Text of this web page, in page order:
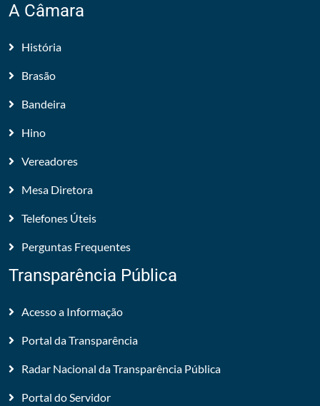
A Câmara
História
Brasão
Bandeira
Hino
Vereadores
Mesa Diretora
Telefones Úteis
Perguntas Frequentes
Transparência Pública
Acesso a Informação
Portal da Transparência
Radar Nacional da Transparência Pública
Portal do Servidor